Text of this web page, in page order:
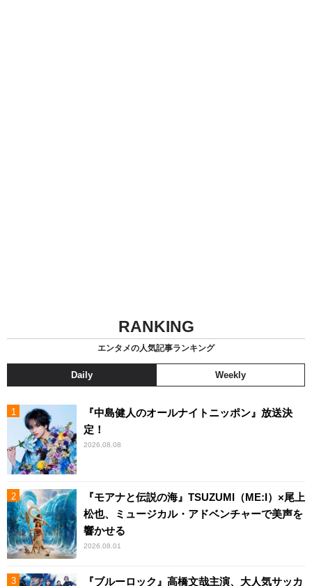
RANKING
エンタメの人気記事ランキング
Daily Weekly
『中島健人のオールナイトニッポン』放送決
定！
2026.08.08
『モアナと伝説の海』TSUZUMI（ME:I）×尾上
松也、ミュージカル・アドベンチャーで美声を
響かせる
2026.08.01
『ブルーロック』高橋文哉主演、大人気サッカ